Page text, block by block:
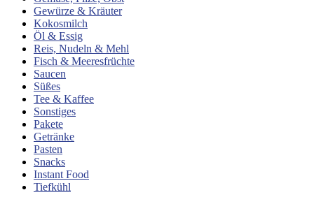
Gewürze & Kräuter
Kokosmilch
Öl & Essig
Reis, Nudeln & Mehl
Fisch & Meeresfrüchte
Saucen
Süßes
Tee & Kaffee
Sonstiges
Pakete
Getränke
Pasten
Snacks
Instant Food
Tiefkühl